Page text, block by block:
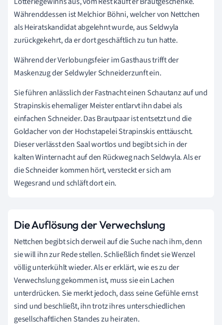
Währenddessen ist Melchior Böhni, welcher von Nettchen
als Heiratskandidat abgelehnt wurde, aus Seldwyla
zurückgekehrt, da er dort geschäftlich zu tun hatte.
Während der Verlobungsfeier im Gasthaus trifft der
Maskenzug der Seldwyler Schneiderzunft ein.
Sie führen anlässlich der Fastnacht einen Schautanz auf und
Strapinskis ehemaliger Meister entlarvt ihn dabei als
einfachen Schneider. Das Brautpaar ist entsetzt und die
Goldacher von der Hochstapelei Strapinskis enttäuscht.
Dieser verlässt den Saal wortlos und begibt sich in der
kalten Winternacht auf den Rückweg nach Seldwyla. Als er
die Schneider kommen hört, versteckt er sich am
Wegesrand und schläft dort ein.
Die Auflösung der Verwechslung
Nettchen begibt sich derweil auf die Suche nach ihm, denn
sie will ihn zur Rede stellen. Schließlich findet sie Wenzel
völlig unterkühlt wieder. Als er erklärt, wie es zu der
Verwechslung gekommen ist, muss sie ein Lachen
unterdrücken. Sie merkt jedoch, dass seine Gefühle ernst
sind und beschließt, ihn trotz ihres unterschiedlichen
gesellschaftlichen Standes zu heiraten.